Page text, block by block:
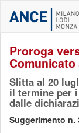
Proroga
Comunicato
Slitta al 20
il termine per
dalle
Suggerimento n.